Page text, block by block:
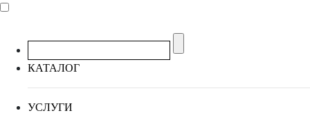
КАТАЛОГ
УСЛУГИ